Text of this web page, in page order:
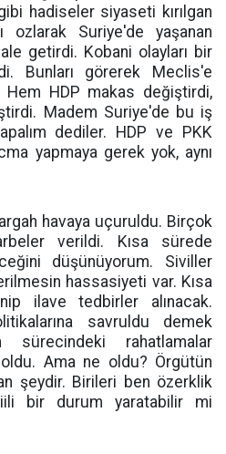
hadiseler siyaseti kırılgan
ozlarak Suriye'de yaşanan
getirdi. Kobani olayları bir
Bunları görerek Meclis'e
HDP makas değiştirdi,
Madem Suriye'de bu iş
dediler. HDP ve PKK
yapmaya gerek yok, aynı
havaya uçuruldu. Birçok
verildi. Kısa sürede
düşünüyorum. Siviller
hassasiyeti var. Kısa
ilave tedbirler alınacak.
savruldu demek
rahatlamalar
Ama ne oldu? Örgütün
şeydir. Birileri ben özerklik
bir durum yaratabilir mi